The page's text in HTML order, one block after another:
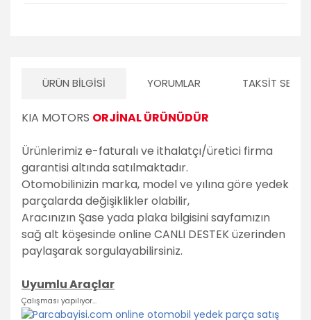
ÜRÜN BILGISI YORUMLAR TAKSIT
KIA MOTORS ORJİNAL ÜRÜNÜDÜR
Ürünlerimiz e-faturalı ve ithalatçı/üretici firma
garantisi altında satılmaktadır.
Otomobilinizin marka, model ve yılına göre yedek
parçalarda değişiklikler olabilir,
Aracınızın Şase yada plaka bilgisini sayfamızın
sağ alt köşesinde online CANLI DESTEK üzerinden
paylaşarak sorgulayabilirsiniz.
Uyumlu Araçlar
Çalışması yapılıyor...